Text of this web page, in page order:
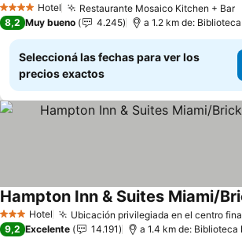
4 EstrellasHotel Restaurante Mosaico Kitchen + Bar
8,2 Muy bueno 4.245 a 1.2 km de:
Seleccioná las fechas para ver los
precios exactos
3 Estrellas
Hotel Ubicación privilegiada en el centro
Ver precios
9,2 Excelente 14.191 a 1.4 km de: